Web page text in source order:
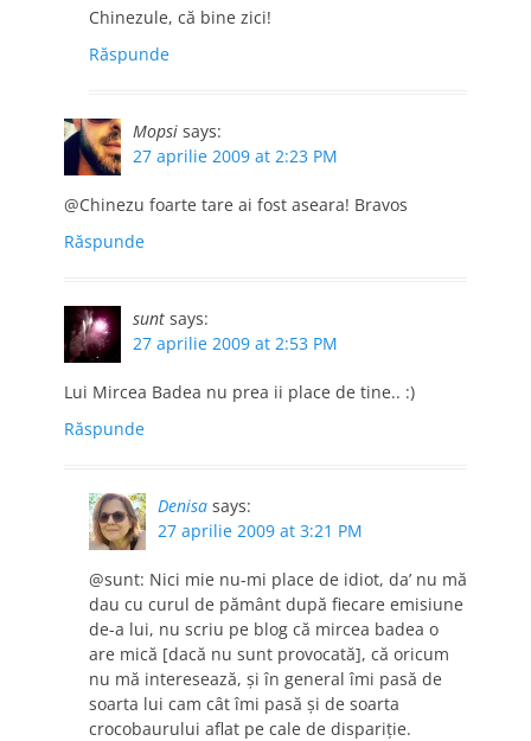
Chinezule, că bine zici!
Răspunde
Mopsi says:
27 aprilie 2009 at 2:23 PM
@Chinezu foarte tare ai fost aseara! Bravos
Răspunde
sunt says:
27 aprilie 2009 at 2:53 PM
Lui Mircea Badea nu prea ii place de tine.. :)
Răspunde
Denisa says:
27 aprilie 2009 at 3:21 PM
@sunt: Nici mie nu-mi place de idiot, da’ nu mă
dau cu curul de pământ după fiecare emisiune
de-a lui, nu scriu pe blog că mircea badea o
are mică [dacă nu sunt provocată], că oricum
nu mă interesează, şi în general îmi pasă de
soarta lui cam cât îmi pasă şi de soarta
crocobaurului aflat pe cale de dispariţie.